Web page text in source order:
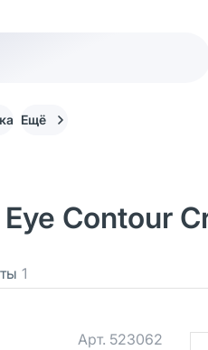
Ещё
Contour
1
Арт. 523062